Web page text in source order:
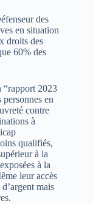
des
en situation
droits des
60% des
“rapport 2023
en
contre
à
qualifiés,
à la
à la
leur accès
mais